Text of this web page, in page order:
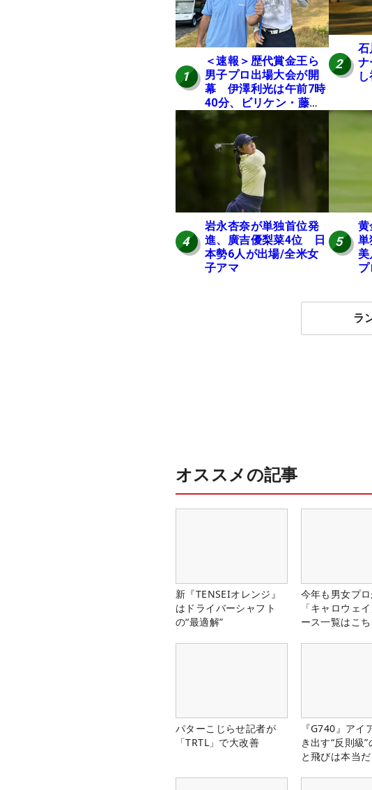
1
＜速報＞歴代賞金王ら
男子プロ出場大会が開
幕 伊澤利光は午前7時
40分、ビリケン・藤本
佳則は午前9時30分にテ
ィオフ【MAIN STAGE
JOYX OPEN】
2
ナ
4
岩永杏奈が単独首位発
進、廣吉優梨菜4位 日
本勢6人が出場/全米女
子アマ
5
黄
ラ
オススメの記事
新『TENSEIオレンジ』
はドライバーシャフト
の“最適解”
今年も男女プ
「キャロウェ
ース一覧はこち
パターこじらせ記者が
「TRTL」で大改善
『G740』アイ
き出す“反則級
と飛びは本当だ